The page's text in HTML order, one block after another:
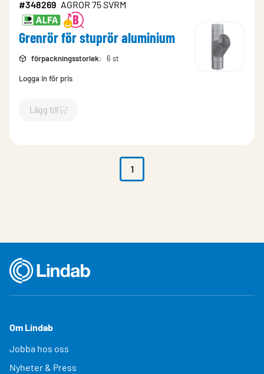
#348269 AGROR 75 SVRM
Grenrör för stuprör aluminium
förpackningsstorlek: 6 st
Logga in för pris
Lägg till
`$Lägg till
1
Om Lindab
Jobba hos oss
Nyheter & Press